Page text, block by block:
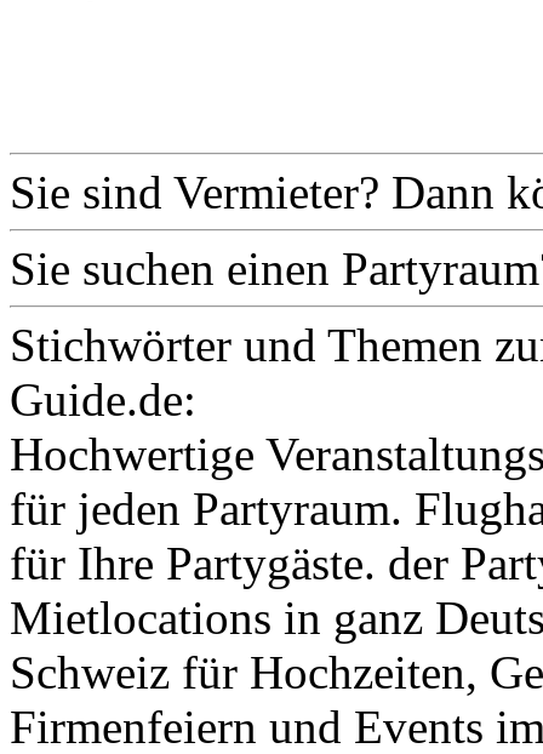
Sie sind Vermieter? Dann
Sie suchen einen
Stichwörter und Themen
Guide.de:
Hochwertige
für jeden Partyraum.
für Ihre Partygäste. der
Mietlocations in ganz
Schweiz für Hochzeiten,
Firmenfeiern und Events